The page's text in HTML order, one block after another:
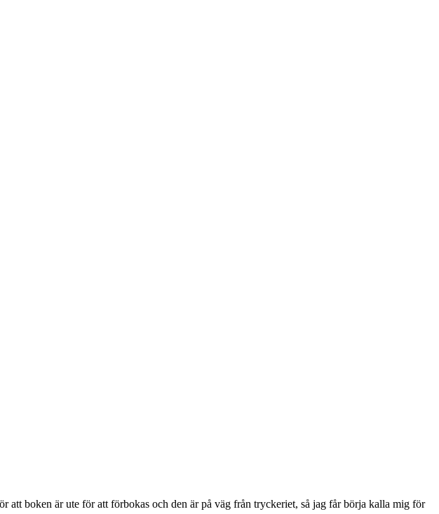
boken är ute för att förbokas och den är på väg från tryckeriet, så jag får börja kalla mig för